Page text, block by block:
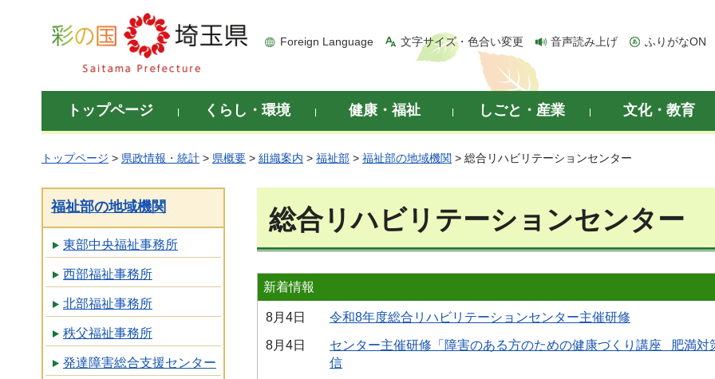
彩の国 埼玉県
Foreign Language 文字サイズ・色合い変更 音声読み上げ ふりがなON
トップページ くらし・環境 健康・福祉 しごと・産業 文化・教育
トップページ > 県政情報・統計 > 県概要 > 組織案内 > 福祉部 > 福祉部の地域機関 > 総合リハビリテーションセンター
福祉部の地域機関
東部中央福祉事務所
西部福祉事務所
北部福祉事務所
秩父福祉事務所
発達障害総合支援センター
総合リハビリテーションセンター
新着情報
8月4日 令和8年度総合リハビリテーションセンター主催研修
8月4日
センター主催研修「障害のある方のための健康づくり講座 肥満対
信